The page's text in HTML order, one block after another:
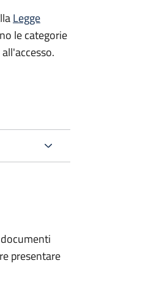
Legge
le categorie
presentare